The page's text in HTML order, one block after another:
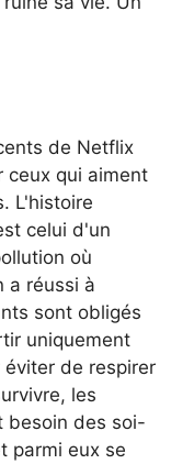
de Netflix
ceux qui aiment
L'histoire
celui d'un
où
a réussi à
sont obligés
uniquement
de respirer
les
besoin des soi-
parmi eux se